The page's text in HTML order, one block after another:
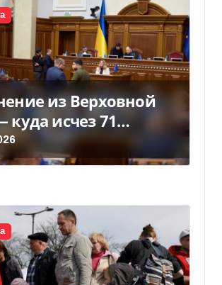
из Верховной
исчез 71
депутат за семь